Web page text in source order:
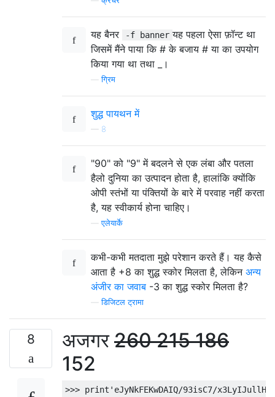
यह बैनर -f banner यह पहला ऐसा फ़ॉन्ट था
जिसमें मैंने पाया कि # के बजाय # या का उपयोग
किया गया था तथा _।
—ग्रिम
शुद्ध पायथन में
— 8
"90" को "9" में बदलने से एक लंबा और पतला
हैलो दुनिया का उत्पादन होता है, हालांकि क्योंकि
ओपी स्तंभों या पंक्तियों के बारे में परवाह नहीं करता
है, यह स्वीकार्य होना चाहिए।
—एलेयार्के
कभी-कभी मतदाता मुझे परेशान करते हैं। यह कैसे
आता है +8 का शुद्ध स्कोर मिलता है, लेकिन अन्य
अंजीर का जवाब -3 का शुद्ध स्कोर मिलता है?
—डिजिटल ट्रामा
8 अजगर260 215 186
152
>>> print'eJyNkFEKwDAIQ/93isC7/